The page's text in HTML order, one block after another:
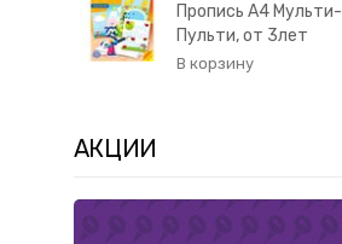
Пропись А4 Мульти-
Пульти, от 3лет
АКЦИИ